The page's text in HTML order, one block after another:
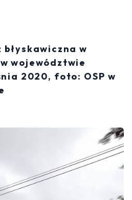
w
województwie
2020, foto: OSP w